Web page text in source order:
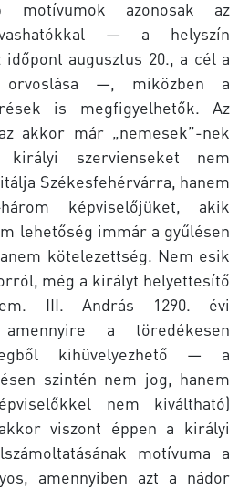
azonosak az
— a helyszín
időpont augusztus 20., a cél a
orvoslása —, miközben a
is megfigyelhetők. Az
akkor már „nemesek”-nek
királyi szervienseket nem
Székesfehérvárra, hanem
képviselőjüket, akik
lehetőség immár a gyűlésen
kötelezettség. Nem esik
még a királyt helyettesítő
III. András 1290. évi
a töredékesen
kihüvelyezhető — a
szintén nem jog, hanem
nem kiváltható)
viszont éppen a királyi
motívuma a
amennyiben azt a nádor